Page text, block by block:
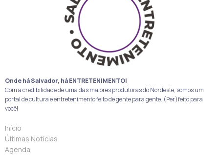
Onde há Salvador, há ENTRETENIMENTO!
Com a credibilidade de uma das maiores produtoras do Nordeste, somos um
portal de cultura e entretenimento feito de gente para gente. (Per)feito para
você!
Início
Últimas Notícias
Agenda